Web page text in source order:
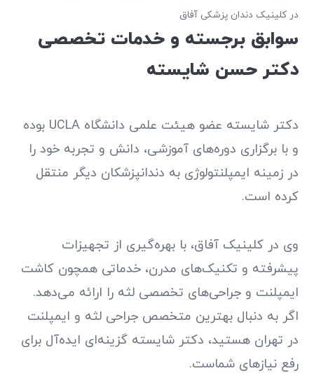
در کلینیک دندان پزشکی آفاق
سوابق برجسته و خدمات تخصصی
دکتر حسن شایسته
دکتر شایسته عضو هیئت علمی دانشگاه UCLA بوده
و با برگزاری دوره‌های آموزشی، دانش و تجربه خود را
در زمینه ایمپلنتولوژی به دندانپزشکان دیگر منتقل
کرده است.
وی در کلینیک آفاق، با بهره‌گیری از تجهیزات
پیشرفته و تکنیک‌های مدرن، خدماتی همچون کاشت
ایمپلنت و جراحی‌های تخصصی لثه را ارائه می‌دهد.
اگر به دنبال بهترین متخصص جراحی لثه و ایمپلنت
در تهران هستید، دکتر شایسته گزینه‌ای ایده‌آل برای
رفع نیازهای شماست.